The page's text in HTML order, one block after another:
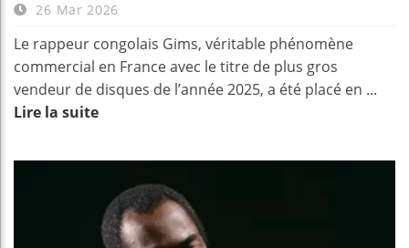
26 Mar 2026
Le rappeur congolais Gims, véritable phénomène
commercial en France avec le titre de plus gros
vendeur de disques de l’année 2025, a été placé en ...
Lire la suite